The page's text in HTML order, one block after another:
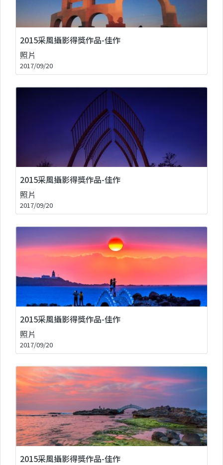
2015采風攝影得獎作品-佳作
照片
2017/09/20
2015采風攝影得獎作品-佳作
照片
2017/09/20
2015采風攝影得獎作品-佳作
照片
2017/09/20
2015采風攝影得獎作品-佳作